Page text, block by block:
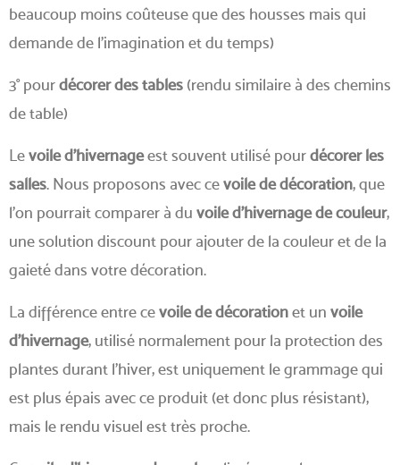
beaucoup moins coûteuse que des housses mais qui
demande de l'imagination et du temps)
3° pourdécorer des tables (rendu similaire à des chemins
de table)
Levoile d'hivernageest souvent utilisé pourdécorer les
salles. Nous proposons avec cevoile de décoration, que
l'on pourrait comparer à du voile d'hivernage de couleur,
une solution discount pour ajouter de la couleur et de la
gaieté dans votre décoration.
La différence entre cevoile de décorationet un voile
d'hivernage, utilisé normalement pour la protection des
plantes durant l'hiver, est uniquement le grammage qui
est plus épais avec ce produit (et donc plus résistant),
mais le rendu visuel est très proche.